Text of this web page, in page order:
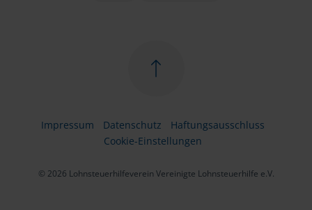
Impressum Datenschutz
Haftungsausschluss
Cookie-Einstellungen
© 2026 Lohnsteuerhilfeverein Vereinigte Lohnsteuerhilfe e.V.